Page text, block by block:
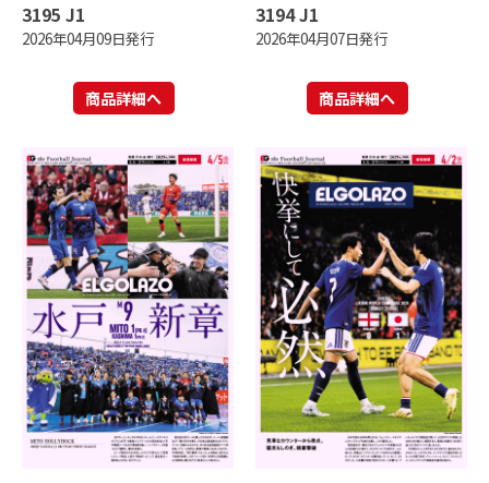
3195 J1
2026年04月09日発行
商品詳細へ
3194 J1
2026年04月07日発行
商品詳細へ